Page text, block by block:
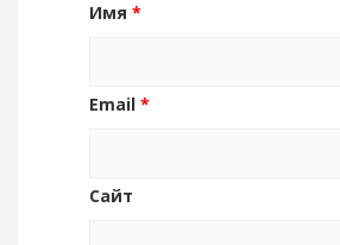
Имя *
Email *
Сайт